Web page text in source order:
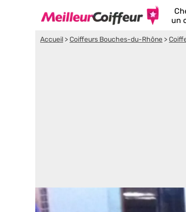
un
Accueil >Coiffeurs Bouches-du-Rhône >